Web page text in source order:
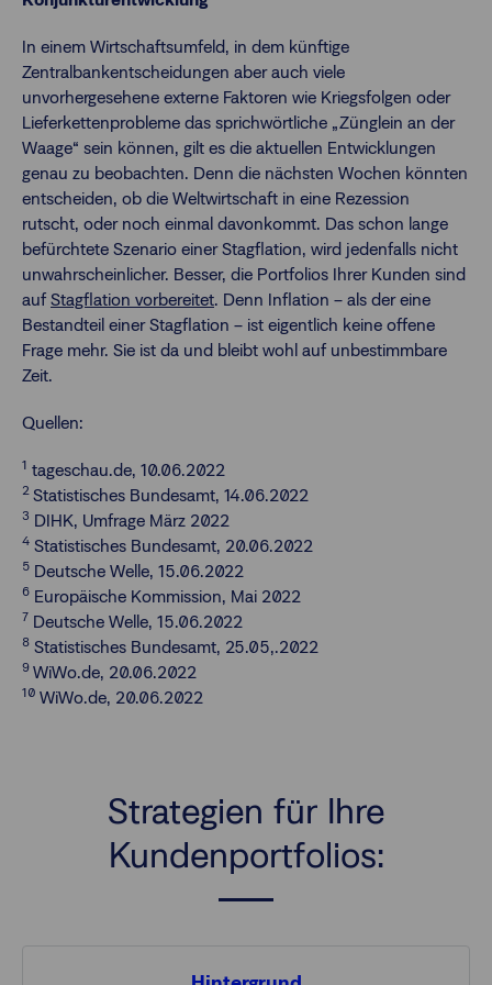
In einem Wirtschaftsumfeld, in dem künftige
Zentralbankentscheidungen aber auch viele
unvorhergesehene externe Faktoren wie Kriegsfolgen oder
Lieferkettenprobleme das sprichwörtliche „Zünglein an der
Waage“ sein können, gilt es die aktuellen Entwicklungen
genau zu beobachten. Denn die nächsten Wochen könnten
entscheiden, ob die Weltwirtschaft in eine Rezession
rutscht, oder noch einmal davonkommt. Das schon lange
befürchtete Szenario einer Stagflation, wird jedenfalls nicht
unwahrscheinlicher. Besser, die Portfolios Ihrer Kunden sind
auf Stagflation vorbereitet. Denn Inflation – als der eine
Bestandteil einer Stagflation – ist eigentlich keine offene
Frage mehr. Sie ist da und bleibt wohl auf unbestimmbare
Zeit.
Quellen:
1 tageschau.de, 10.06.2022
2 Statistisches Bundesamt, 14.06.2022
3 DIHK, Umfrage März 2022
4 Statistisches Bundesamt, 20.06.2022
5 Deutsche Welle, 15.06.2022
6 Europäische Kommission, Mai 2022
7 Deutsche Welle, 15.06.2022
8 Statistisches Bundesamt, 25.05,.2022
9 WiWo.de, 20.06.2022
10 WiWo.de, 20.06.2022
Strategien für Ihre
Kundenportfolios: